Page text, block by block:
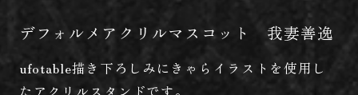
デフォルメアクリルマスコット 我妻善逸
ufotable描き下ろしみにきゃらイラストを使用し